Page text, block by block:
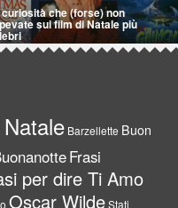
che (forse) non
sui film di Natale più
Barzellette Buon
Frasi
per dire Ti Amo
Oscar WildeStati